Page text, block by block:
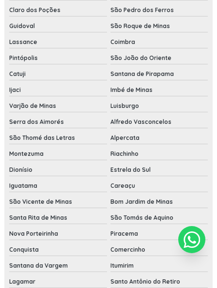
Claro dos Poções São Pedro dos Ferros
Guidoval São Roque de Minas
Lassance Coimbra
Pintópolis São João do Oriente
Catuji Santana de Pirapama
Ijaci Imbé de Minas
Varjão de Minas Luisburgo
Serra dos Aimorés Alfredo Vasconcelos
São Thomé das Letras Alpercata
Montezuma Riachinho
Dionísio Estrela do Sul
Iguatama Careaçu
São Vicente de Minas Bom Jardim de Minas
Santa Rita de Minas São Tomás de Aquino
Nova Porteirinha Piracema
Conquista Comercinho
Santana da Vargem Itumirim
Lagamar Santo Antônio do Retiro